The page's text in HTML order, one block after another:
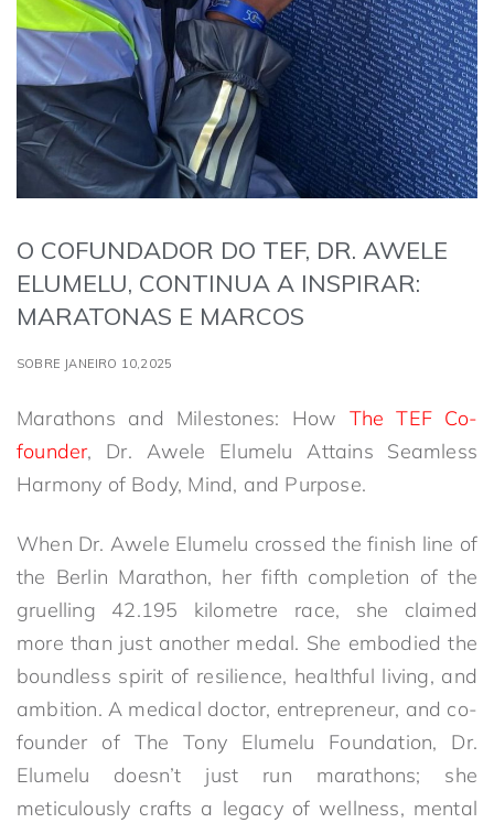
O COFUNDADOR DO TEF, DR. AWELE
ELUMELU, CONTINUA A INSPIRAR:
MARATONAS E MARCOS
SOBRE JANEIRO 10,2025
Marathons and Milestones: How The TEF Co-
founder, Dr. Awele Elumelu Attains Seamless
Harmony of Body, Mind, and Purpose.
When Dr. Awele Elumelu crossed the finish line of
the Berlin Marathon, her fifth completion of the
gruelling 42.195 kilometre race, she claimed
more than just another medal. She embodied the
boundless spirit of resilience, healthful living, and
ambition. A medical doctor, entrepreneur, and co-
founder of The Tony Elumelu Foundation, Dr.
Elumelu doesn’t just run marathons; she
meticulously crafts a legacy of wellness, mental